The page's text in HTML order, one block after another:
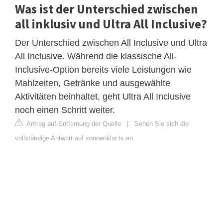
Was ist der Unterschied zwischen
all inklusiv und Ultra All Inclusive?
Der Unterschied zwischen All Inclusive und Ultra
All Inclusive. Während die klassische All-
Inclusive-Option bereits viele Leistungen wie
Mahlzeiten, Getränke und ausgewählte
Aktivitäten beinhaltet, geht Ultra All Inclusive
noch einen Schritt weiter.
Antrag auf Entfernung der Quelle | Sehen Sie sich die
vollständige Antwort auf sonnenklar.tv an